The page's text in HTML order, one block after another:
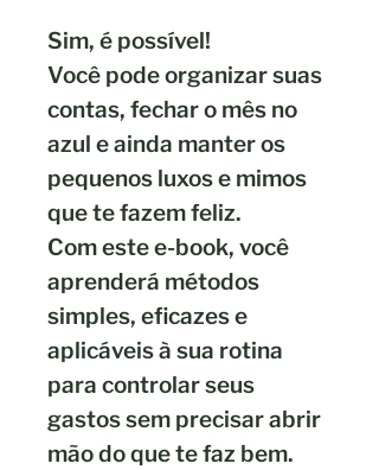
Sim, é possível!
Você pode organizar suas
contas, fechar o mês no
azul e ainda manter os
pequenos luxos e mimos
que te fazem feliz.
Com este e-book, você
aprenderá métodos
simples, eficazes e
aplicáveis à sua rotina
para controlar seus
gastos sem precisar abrir
mão do que te faz bem.